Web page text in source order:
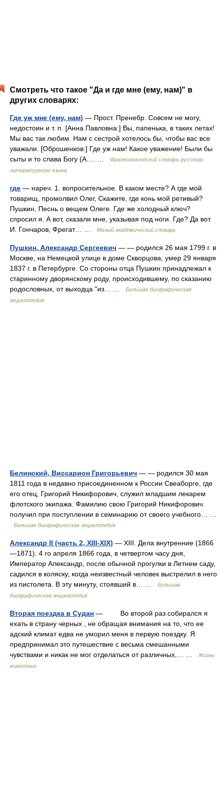
Смотреть что такое "Да и где мне (ему, нам)" в
других словарях:
Где уж мне (ему, нам) — Прост. Пренебр. Совсем не могу,
недостоин и т. п. [Анна Павловна:] Вы, папенька, в таких летах!
Мы вас так любим. Нам с сестрой хотелось бы, чтобы вас все
уважали. [Оброшенков:] Где уж нам! Какое уважение! Были бы
сыты и то слава Богу (А.… …
Фразеологический словарь русского
литературного языка
где — нареч. 1. вопросительное. В каком месте? А где мой
товарищ, промолвил Олег, Скажите, где конь мой ретивый?
Пушкин, Песнь о вещем Олеге. Где же холодный ключ?
спросил я. А вот, сказали мне, указывая под ноги. Где? Да вот.
И. Гончаров, Фрегат… …
Малый академический словарь
Пушкин, Александр Сергеевич — — родился 26 мая 1799 г. в
Москве, на Немецкой улице в доме Скворцова; умер 29 января
1837 г. в Петербурге. Со стороны отца Пушкин принадлежал к
старинному дворянскому роду, происходившему, по сказанию
родословных, от выходца "из… …
Большая биографическая
энциклопедия
Белинский, Виссарион Григорьевич — — родился 30 мая
1811 года в недавно присоединенном к России Свеаборге, где
его отец, Григорий Никифорович, служил младшим лекарем
флотского экипажа. Фамилию свою Григорий Никифорович
получил при поступлении в семинарию от своего учебного… …
Большая биографическая энциклопедия
Александр II (часть 2, XIII-XIX) — XIII. Дела внутренние (1866
—1871). 4 го апреля 1866 года, в четвертом часу дня,
Император Александр, после обычной прогулки в Летнем саду,
садился в коляску, когда неизвестный человек выстрелил в него
из пистолета. В эту минуту, стоявший в… …
Большая
биографическая энциклопедия
Вторая поездка в Судан — Во второй раз собирался я
ехать в страну черных , не обращая внимания на то, что ее
адский климат едва не уморил меня в первую поездку. Я
предпринимал это путешествие с весьма смешанными
чувствами и никак не мог отделаться от различных,… …
Жизнь
животных